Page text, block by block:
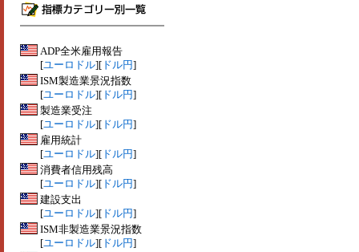
ADP全米雇用報告
[ユーロドル][ ドル円]
ISM製造業景況指数
[ユーロドル][ ドル円]
製造業受注
[ユーロドル][ ドル円]
雇用統計
[ユーロドル][ ドル円]
消費者信用残高
[ユーロドル][ ドル円]
建設支出
[ユーロドル][ ドル円]
ISM非製造業景況指数
[ユーロドル][ ドル円]